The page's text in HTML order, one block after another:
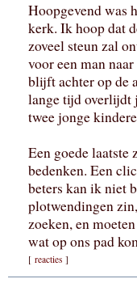
Hoopgevend was
kerk. Ik hoop dat
zoveel steun zal
voor een man
blijft achter op de
lange tijd overlijdt
twee jonge
Een goede
bedenken. Een
beters kan ik niet
plotwendingen
zoeken, en
wat op ons pad
[ reacties ]